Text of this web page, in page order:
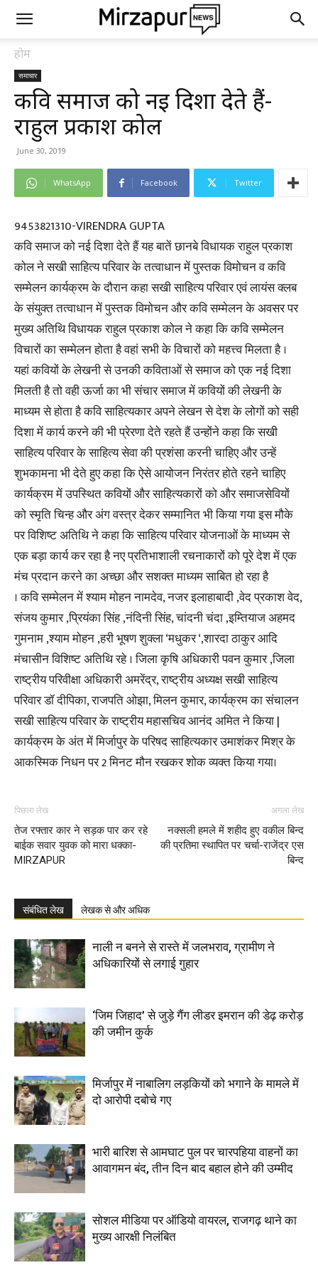
होम
समाचार
कवि समाज को नई दिशा देते हैं-
राहुल प्रकाश कोल
June 30, 2019
WhatsApp Facebook Twitter
9453821310-VIRENDRA GUPTA
कवि समाज को नई दिशा देते हैं यह बातें छानबे विधायक राहुल प्रकाश
कोल ने सखी साहित्य परिवार के तत्वाधान में पुस्तक विमोचन व कवि
सम्मेलन कार्यक्रम के दौरान कहा सखी साहित्य परिवार एवं लायंस क्लब
के संयुक्त तत्वाधान में पुस्तक विमोचन और कवि सम्मेलन के अवसर पर
मुख्य अतिथि विधायक राहुल प्रकाश कोल ने कहा कि कवि सम्मेलन
विचारों का सम्मेलन होता है वहां सभी के विचारों को महत्त्व मिलता है ।
यहां कवियों के लेखनी से उनकी कविताओं से समाज को एक नई दिशा
मिलती है तो वही ऊर्जा का भी संचार समाज में कवियों की लेखनी के
माध्यम से होता है कवि साहित्यकार अपने लेखन से देश के लोगों को सही
दिशा में कार्य करने की भी प्रेरणा देते रहते हैं उन्होंने कहा कि सखी
साहित्य परिवार के साहित्य सेवा की प्रशंसा करनी चाहिए और उन्हें
शुभकामना भी देते हुए कहा कि ऐसे आयोजन निरंतर होते रहने चाहिए
कार्यक्रम में उपस्थित कवियों और साहित्यकारों को और समाजसेवियों
को स्मृति चिन्ह और अंग वस्त्र देकर सम्मानित भी किया गया इस मौके
पर विशिष्ट अतिथि ने कहा कि साहित्य परिवार योजनाओं के माध्यम से
एक बड़ा कार्य कर रहा है नए प्रतिभाशाली रचनाकारों को पूरे देश में एक
मंच प्रदान करने का अच्छा और सशक्त माध्यम साबित हो रहा है
। कवि सम्मेलन में श्याम मोहन नामदेव, नजर इलाहाबादी ,वेद प्रकाश वेद,
संजय कुमार ,प्रियंका सिंह ,नंदिनी सिंह, चांदनी चंदा ,इम्तियाज अहमद
गुमनाम ,श्याम मोहन ,हरी भूषण शुक्ला ‘मधुकर ‘,शारदा ठाकुर आदि
मंचासीन विशिष्ट अतिथि रहे । जिला कृषि अधिकारी पवन कुमार ,जिला
राष्ट्रीय परिवीक्षा अधिकारी अमरेंद्र, राष्ट्रीय अध्यक्ष सखी साहित्य
परिवार डॉ दीपिका, राजपति ओझा, मिलन कुमार, कार्यक्रम का संचालन
सखी साहित्य परिवार के राष्ट्रीय महासचिव आनंद अमित ने किया |
कार्यक्रम के अंत में मिर्जापुर के परिषद साहित्यकार उमाशंकर मिश्र के
आकस्मिक निधन पर 2 मिनट मौन रखकर शोक व्यक्त किया गया।
पिछला लेख
तेज रफ्तार कार ने सड़क पार कर रहे
बाईक सवार युवक को मारा धक्का-
MIRZAPUR
अगला लेख
नक्सली हमले में शहीद हुए वकील बिन्द
की प्रतिमा स्थापित पर चर्चा-राजेंद्र एस
बिन्द
संबंधित लेख लेखक से और अधिक
नाली न बनने से रास्ते में जलभराव, ग्रामीण ने
अधिकारियों से लगाई गुहार
‘जिम जिहाद’ से जुड़े गैंग लीडर इमरान की डेढ़ करोड़
की जमीन कुर्क
मिर्जापुर में नाबालिग लड़कियों को भगाने के मामले में
दो आरोपी दबोचे गए
भारी बारिश से आमघाट पुल पर चारपहिया वाहनों का
आवागमन बंद, तीन दिन बाद बहाल होने की उम्मीद
सोशल मीडिया पर ऑडियो वायरल, राजगढ़ थाने का
मुख्य आरक्षी निलंबित